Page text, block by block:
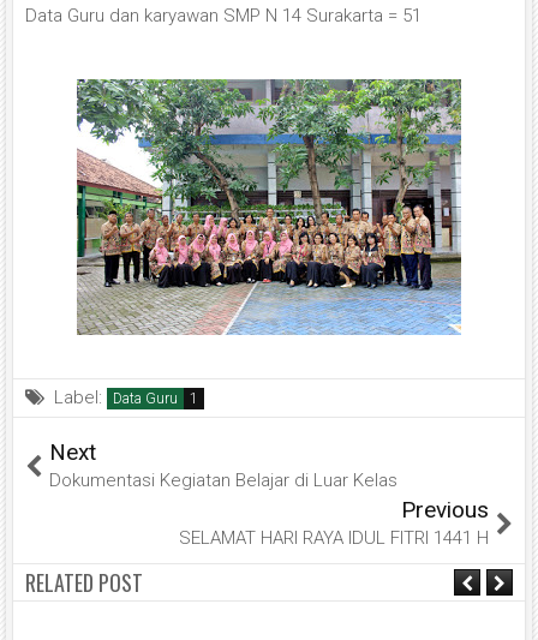
Data Guru dan karyawan SMP N 14 Surakarta = 51
Label: Data Guru
Next
Dokumentasi Kegiatan Belajar di Luar Kelas
Previous
SELAMAT HARI RAYA IDUL FITRI 1441 H
RELATED POST